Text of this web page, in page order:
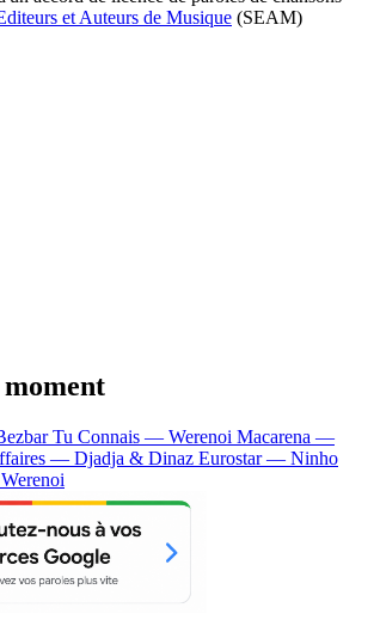
et Auteurs de Musique (SEAM)
Tu Connais — Werenoi Macarena —
— Djadja & Dinaz Eurostar — Ninho